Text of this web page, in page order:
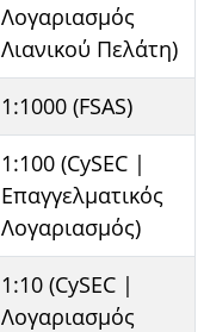
Λογαριασμός
Λιανικού Πελάτη)
1:1000 (FSAS)
1:100 (CySEC |
Επαγγελματικός
Λογαριασμός)
1:10 (CySEC |
Λογαριασμός